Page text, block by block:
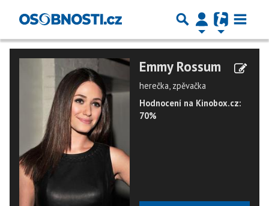
Emmy Rossum
herečka, zpěvačka
Hodnocení na Kinobox.cz:
70%